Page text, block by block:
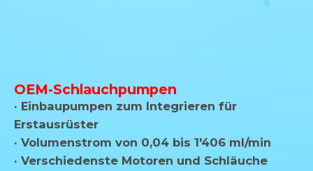
OEM-Schlauchpumpen
· Einbaupumpen zum Integrieren für
Erstausrüster
· Volumenstrom von 0,04 bis 1'406 ml/min
· Verschiedenste Motoren und Schläuche